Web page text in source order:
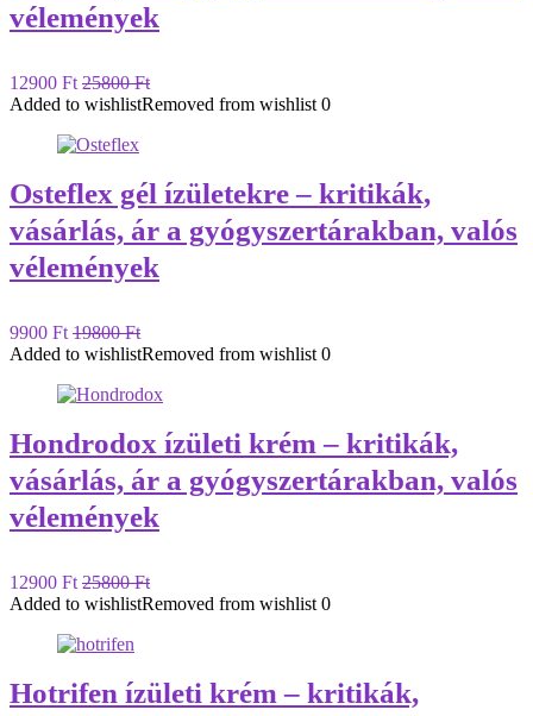
vélemények
12900 Ft 25800 Ft
Added to wishlistRemoved from wishlist 0
Osteflex gél ízületekre – kritikák,
vásárlás, ár a gyógyszertárakban, valós
vélemények
9900 Ft 19800 Ft
Added to wishlistRemoved from wishlist 0
Hondrodox ízületi krém – kritikák,
vásárlás, ár a gyógyszertárakban, valós
vélemények
12900 Ft 25800 Ft
Added to wishlistRemoved from wishlist 0
Hotrifen ízületi krém – kritikák,